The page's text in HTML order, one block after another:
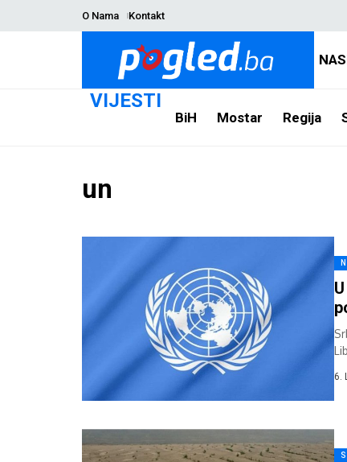
O Nama Kontakt
VIJESTI
BiH Mostar Regija
un
6.